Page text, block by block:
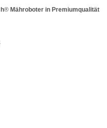
® Mähroboter in Premiumqualität